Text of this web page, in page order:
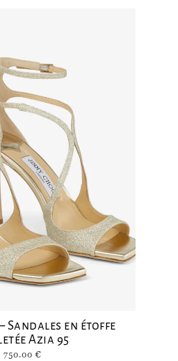
Sandales en étoffe
Azia 95
750.00 €